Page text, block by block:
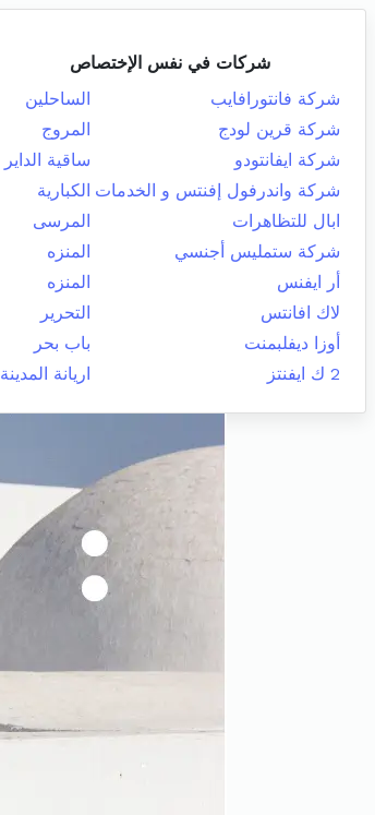
شركات في نفس الإختصاص
شركة فانتورافايب
الساحلين
شركة قرين لودج
المروج
شركة ايفانتودو
ساقية الداير
شركة واندرفول إفنتس و الخدمات الكبارية
ابال للتظاهرات
المرسى
شركة ستمليس أجنسي
المنزه
أر ايفنس
المنزه
لاك افانتس
التحرير
أوزا ديفلبمنت
باب بحر
2 ك ايفنتز
اريانة المدينة